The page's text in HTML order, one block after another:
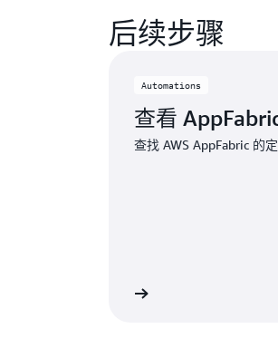
后续步骤
Automations
查看
查找 AWS AppFabric 的